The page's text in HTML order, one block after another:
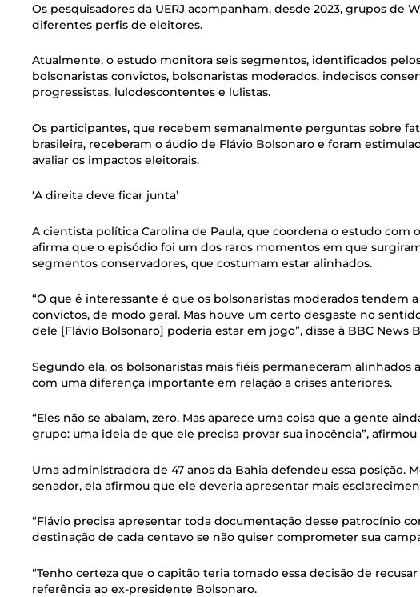
Os pesquisadores da UERJ acompanham, desde 2023, grupos de
diferentes perfis de eleitores.
Atualmente, o estudo monitora seis segmentos, identificados
bolsonaristas convictos, bolsonaristas moderados, indecisos
progressistas, lulodescontentes e lulistas.
Os participantes, que recebem semanalmente perguntas sobre
brasileira, receberam o áudio de Flávio Bolsonaro e foram
avaliar os impactos eleitorais.
‘A direita deve ficar junta’
A cientista política Carolina de Paula, que coordena o estudo com
afirma que o episódio foi um dos raros momentos em que
segmentos conservadores, que costumam estar alinhados.
“O que é interessante é que os bolsonaristas moderados tendem
convictos, de modo geral. Mas houve um certo desgaste no
dele [Flávio Bolsonaro] poderia estar em jogo”, disse à BBC News
Segundo ela, os bolsonaristas mais fiéis permaneceram alinhados
com uma diferença importante em relação a crises anteriores.
“Eles não se abalam, zero. Mas aparece uma coisa que a gente
grupo: uma ideia de que ele precisa provar sua inocência”, afirmou
Uma administradora de 47 anos da Bahia defendeu essa posição.
senador, ela afirmou que ele deveria apresentar mais
“Flávio precisa apresentar toda documentação desse patrocínio
destinação de cada centavo se não quiser comprometer sua
“Tenho certeza que o capitão teria tomado essa decisão de
referência ao ex-presidente Bolsonaro.